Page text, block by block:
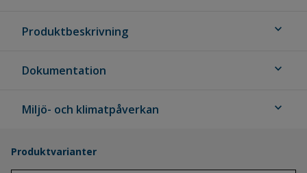
Produktbeskrivning expand_more
Dokumentation expand_more
Miljö- och klimatpåverkan expand_more
Produktvarianter